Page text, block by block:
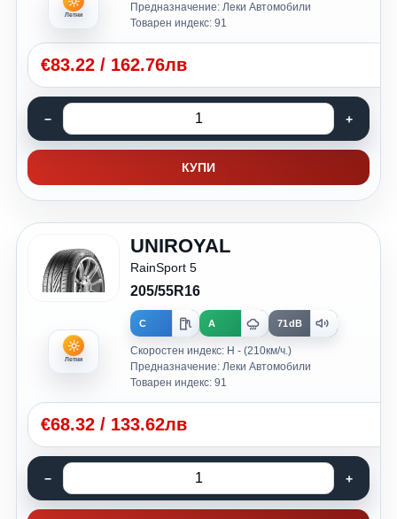
Летни
Предназначение: Леки Автомобили
Товарен индекс: 91
€83.22 / 162.76лв
КУПИ
Летни
UNIROYAL
RainSport 5
205/55R16
C A 71dB
Скоростен индекс: H - (210км/ч.)
Предназначение: Леки Автомобили
Товарен индекс: 91
€68.32 / 133.62лв